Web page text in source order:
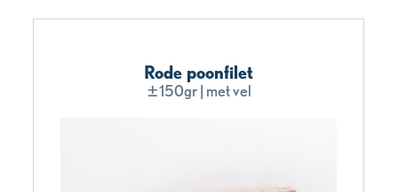
Rode poonfilet
±150gr | met vel